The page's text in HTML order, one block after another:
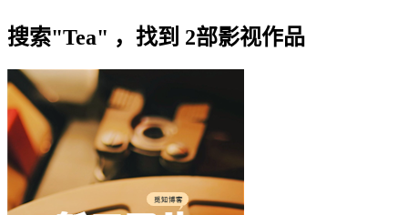
搜索"Tea" ，找到 2部影视作品